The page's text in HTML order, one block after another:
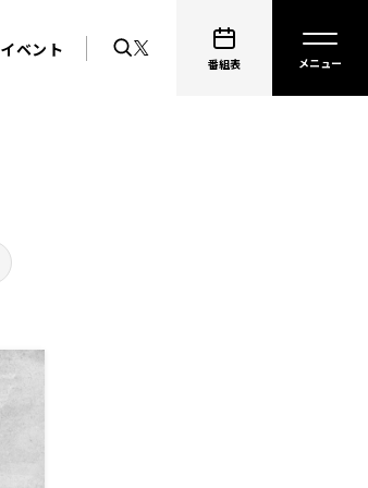
イベント
番組表